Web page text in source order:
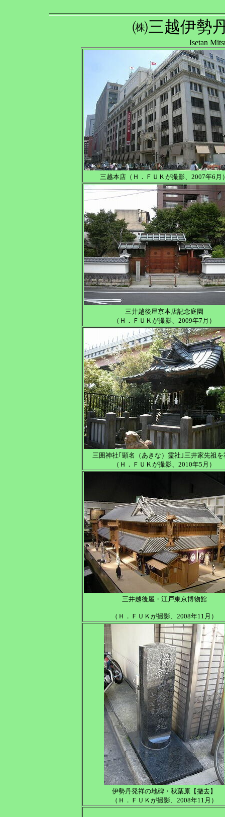
㈱三越伊勢
Isetan
三越本店（Ｈ．ＦＵＫが撮影、2007年6月
三井越後屋京本店記念庭園
（Ｈ．ＦＵＫが撮影、2009年7月）
三囲神社｢顕名（あきな）霊社｣三井家先祖を
（Ｈ．ＦＵＫが撮影、2010年5月）
三井越後屋・江戸東京博物館
（Ｈ．ＦＵＫが撮影、2008年11月）
伊勢丹発祥の地碑・秋葉原【撤去】
（Ｈ．ＦＵＫが撮影、2008年11月）